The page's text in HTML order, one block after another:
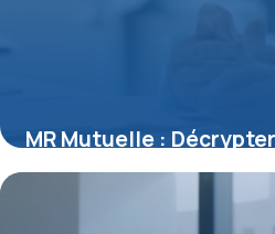
MR Mutuelle :
derrière ce Sigle Santé